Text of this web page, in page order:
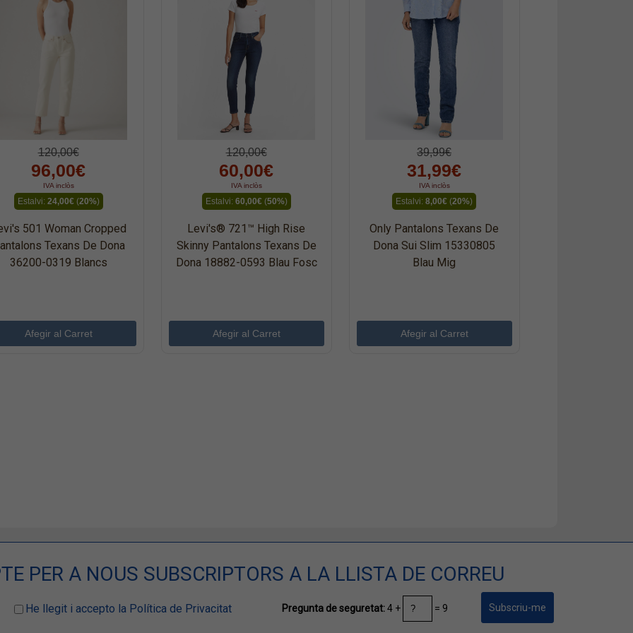
120,00€
96,00€
IVA inclòs
Estalvi: 24,00€(20%)
501 Woman Cropped
Texans De Dona
36200-0319 Blancs
120,00€
60,00€
IVA inclòs
Estalvi: 60,00€(50%)
Levi's® 721™ High Rise
Skinny Pantalons Texans De
Dona 18882-0593 Blau Fosc
39,99€
31,99€
IVA inclòs
Estalvi: 8,00€ (20%)
Only Pantalons Texans De
Dona Sui Slim 15330805
Blau Mig
PER A NOUS SUBSCRIPTORS A LA LLISTA DE CORREU
He llegit i accepto la Política de Privacitat Pregunta de seguretat: 4 + = 9